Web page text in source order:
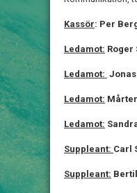
Kassör: Per
Ledamot: Roger
Ledamot: Jonas
Ledamot:
Ledamot:
Suppleant: Carl
Suppleant: